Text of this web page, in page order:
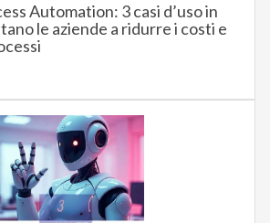
Automation: 3 casi d’uso in
le aziende a ridurre i costi e